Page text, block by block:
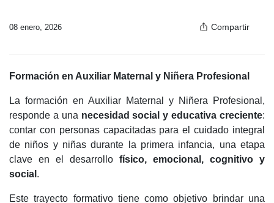
08 enero, 2026 Compartir
Formación en Auxiliar Maternal y Niñera Profesional
La formación en Auxiliar Maternal y Niñera Profesional,
responde a una necesidad social y educativa creciente:
contar con personas capacitadas para el cuidado integral
de niños y niñas durante la primera infancia, una etapa
clave en el desarrollo físico, emocional, cognitivo y
social .
Este trayecto formativo tiene como objetivo brindar una